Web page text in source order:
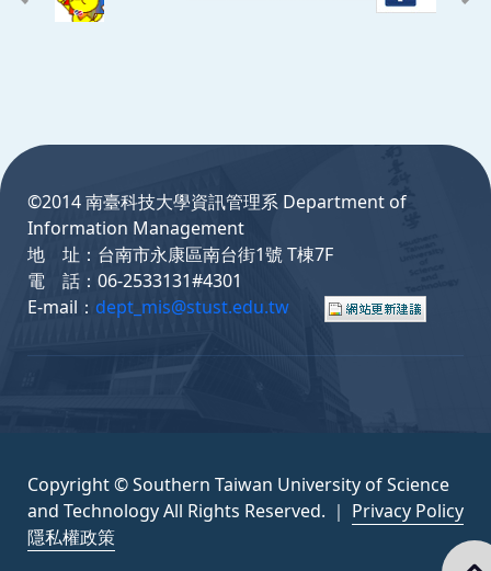
©2014 南臺科技大學資訊管理系 Department of
Information Management
地 址：台南市永康區南台街1號 T棟7F
電 話：06-2533131#4301
E-mail： dept_mis@stust.edu.tw
Copyright © Southern Taiwan University of Science
and Technology All Rights Reserved. ｜ Privacy Policy
隱私權政策